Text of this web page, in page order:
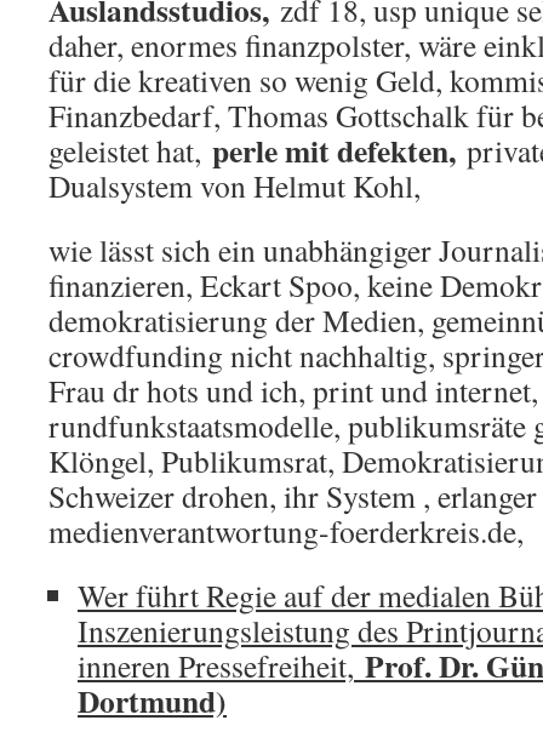
Auslandsstudios, zdf 18, usp unique
daher, enormes finanzpolster, wäre
für die kreativen so wenig Geld,
Finanzbedarf, Thomas Gottschalk für
geleistet hat, perle mit defekten,
Dualsystem von Helmut Kohl,
wie lässt sich ein unabhängiger
finanzieren, Eckart Spoo, keine
demokratisierung der Medien,
crowdfunding nicht nachhaltig,
Frau dr hots und ich, print und internet,
rundfunkstaatsmodelle, publikumsräte
Klöngel, Publikumsrat,
Schweizer drohen, ihr System ,
medienverantwortung-foerderkreis.de,
Wer führt Regie auf der medialen
Inszenierungsleistung des
inneren Pressefreiheit, Prof. Dr.
Dortmund)